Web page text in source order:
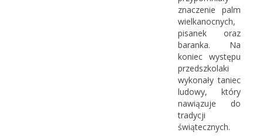
znaczenie palm
wielkanocnych,
pisanek oraz
baranka. Na
koniec występu
przedszkolaki
wykonały taniec
ludowy, który
nawiązuje do
tradycji
świątecznych.